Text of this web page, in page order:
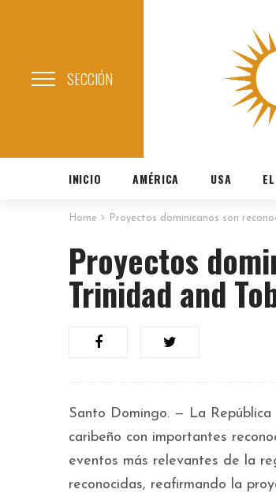
SECCIÓN
INICIO AMÉRICA USA
Home Proyectos dominicanos son
Proyectos
Trinidad and
Santo Domingo. — La
caribeño con importantes
eventos más relevantes de la
reconocidas, reafirmando la